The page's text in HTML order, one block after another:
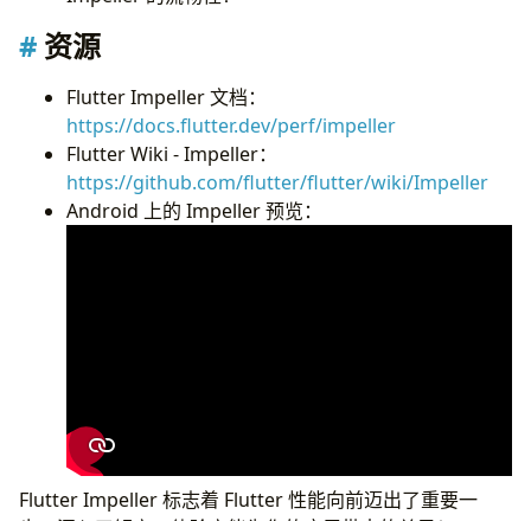
资源
Flutter Impeller 文档：
https://docs.flutter.dev/perf/impeller
Flutter Wiki - Impeller：
https://github.com/flutter/flutter/wiki/Impeller
Android 上的 Impeller 预览：
Flutter Impeller 标志着 Flutter 性能向前迈出了重要一